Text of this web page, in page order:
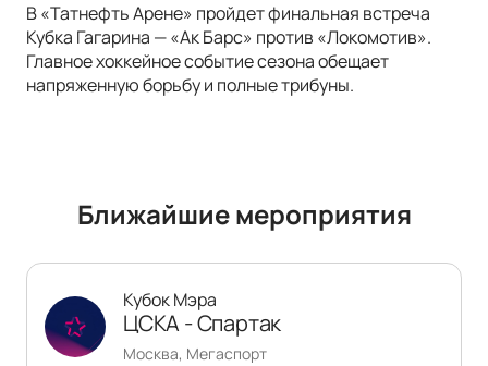
В «Татнефть Арене» пройдет финальная встреча
Кубка Гагарина — «Ак Барс» против «Локомотив».
Главное хоккейное событие сезона обещает
напряженную борьбу и полные трибуны.
Ближайшие мероприятия
Кубок Мэра
ЦСКА - Спартак
Москва, Мегаспорт